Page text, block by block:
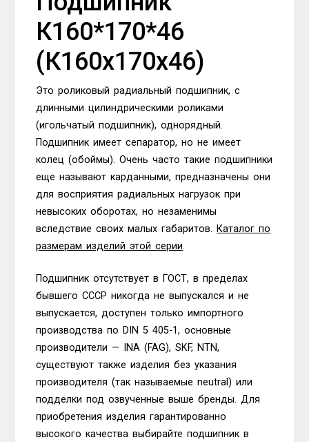
К160*170*46
(К160х170х46)
Это роликовый радиальный подшипник, с
длинными цилиндрическими роликами
(игольчатый подшипник), однорядный.
Подшипник имеет сепаратор, но не имеет
колец (обоймы). Очень часто такие подшипники
еще называют карданными, предназначены они
для восприятия радиальных нагрузок при
невысоких оборотах, но незаменимы
вследствие своих малых габаритов. Каталог по
размерам изделий этой серии.
Подшипник отсутствует в ГОСТ, в пределах
бывшего СССР никогда не выпускался и не
выпускается, доступен только импортного
производства по DIN 5 405-1, основные
производители — INA (FAG), SKF, NTN,
существуют также изделия без указания
производителя (так называемые neutral) или
подделки под озвученные выше бренды. Для
приобретения изделия гарантированно
высокого качества выбирайте подшипник в